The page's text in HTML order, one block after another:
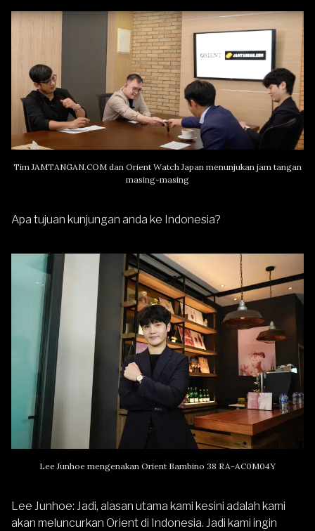
Tim JAMTANGAN.COM dan Orient Watch Japan menunjukan jam tangan
masing-masing
Apa tujuan kunjungan anda ke Indonesia?
Lee Junhoe mengenakan Orient Bambino 38 RA-AC0M04Y
Lee Junhoe: Jadi, alasan utama kami kesini adalah kami
akan meluncurkan Orient di Indonesia. Jadi kami ingin